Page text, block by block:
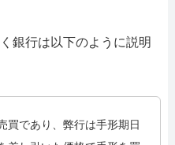
銀行は以下のように説明
買であり、弊行は手形期日